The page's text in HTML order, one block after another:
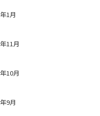
1月
11月
10月
9月